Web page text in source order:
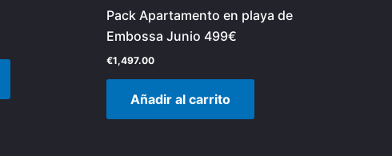
Pack Apartamento en playa de
Embossa Junio 499€
€1,497.00
Añadir al carrito